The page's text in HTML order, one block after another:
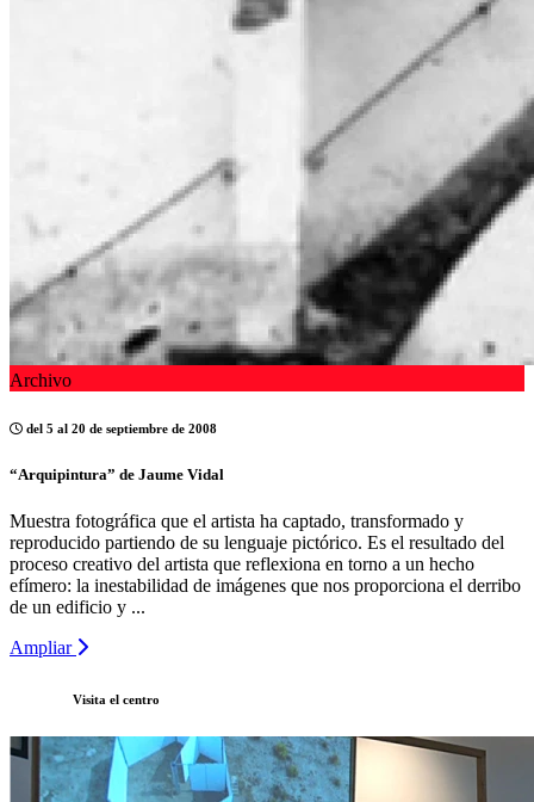
Archivo
del 5 al 20 de septiembre de 2008
“Arquipintura” de Jaume Vidal
Muestra fotográfica que el artista ha captado, transformado y
reproducido partiendo de su lenguaje pictórico. Es el resultado del
proceso creativo del artista que reflexiona en torno a un hecho
efímero: la inestabilidad de imágenes que nos proporciona el derribo
de un edificio y ...
Ampliar
Visita el centro